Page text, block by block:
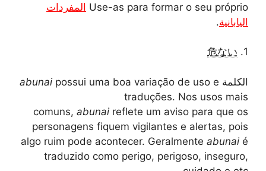
Use-as para formar o seu próprio المفردات
اليابانية.
1.
危ない
الكلمة abunai possui uma boa variação de uso e
traduções. Nos usos mais
comuns, abunai reflete um aviso para que os
personagens fiquem vigilantes e alertas, pois
algo ruim pode acontecer. Geralmente abunai é
traduzido como perigo, perigoso, inseguro,